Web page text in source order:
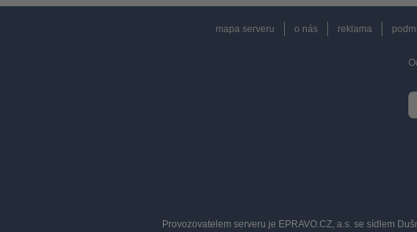
mapa serveru o nás reklama
Provozovatelem serveru je EPRAVO.CZ, a.s. se sídlem